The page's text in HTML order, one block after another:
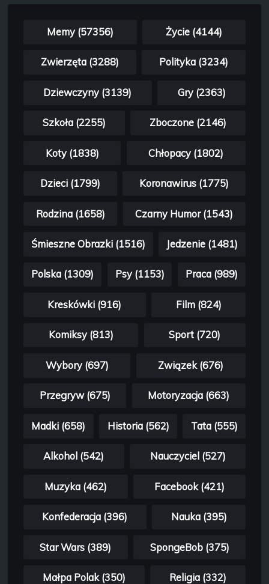
Memy (57356) Życie (4144)
Zwierzęta (3288) Polityka (3234)
Dziewczyny (3139) Gry (2363)
Szkoła (2255) Zboczone (2146)
Koty (1838) Chłopacy (1802)
Dzieci (1799) Koronawirus (1775)
Rodzina (1658) Czarny Humor (1543)
Śmieszne Obrazki (1516) Jedzenie (1481)
Polska (1309) Psy (1153) Praca (989)
Kreskówki (916) Film (824)
Komiksy (813) Sport (720)
Wybory (697) Związek (676)
Przegryw (675) Motoryzacja (663)
Madki (658) Historia (562) Tata (555)
Alkohol (542) Nauczyciel (527)
Muzyka (462) Facebook (421)
Konfederacja (396) Nauka (395)
Star Wars (389) SpongeBob (375)
Małpa Polak (350) Religia (332)